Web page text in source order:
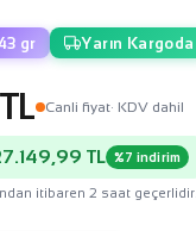
gr Yarın Kargoda
Canli fiyat· KDV dahil
TL %7 indirim
itibaren 2 saat geçerlidir.